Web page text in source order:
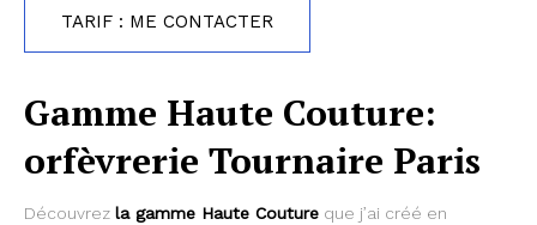
TARIF : ME CONTACTER
Gamme Haute Couture:
orfèvrerie Tournaire Paris
Découvrez la gamme Haute Couture que j’ai créé en